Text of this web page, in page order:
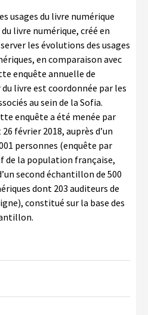
usages du livre numérique
livre numérique, créé en
les évolutions des usages
en comparaison avec
enquête annuelle de
livre est coordonnée par les
au sein de la Sofia.
enquête a été menée par
février 2018, auprès d’un
personnes (enquête par
la population française,
second échantillon de 500
dont 203 auditeurs de
constitué sur la base des